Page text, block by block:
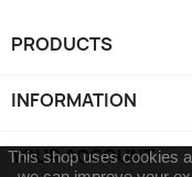
PRODUCTS
INFORMATION
YOUR ACCOUNT
This shop uses cookies